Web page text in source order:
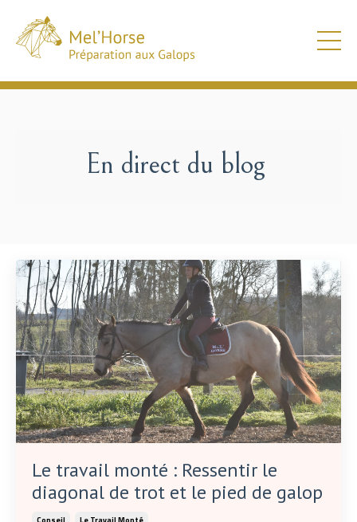
En direct du blog
Le travail monté : Ressentir le
diagonal de trot et le pied de galop